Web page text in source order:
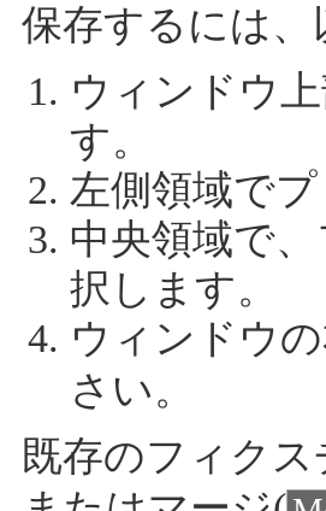
保存するには
ウィンドウ
す。
左側領域で
中央領域で
択します。
ウィンドウ
さい。
既存のフィク